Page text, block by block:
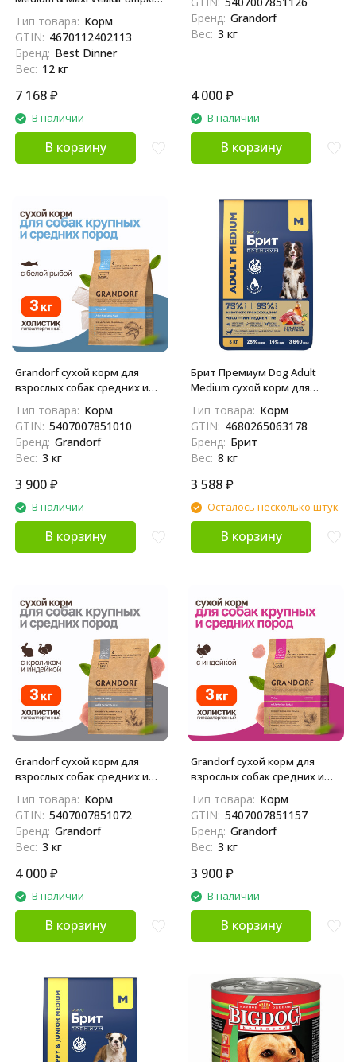
собак средних и крупных
пород с телятиной и тыквой
- 12 кг
Тип товара: Корм
GTIN: 4670112402113
Бренд: Best Dinner
Вес: 12 кг
7 168₽
В наличии
В корзину
Бренд: Grandorf
Вес: 3 кг
4 000₽
В наличии
В корзину
Grandorf сухой корм для
взрослых собак средних и
рыбой - 3 кг
Тип товара: Корм
GTIN: 5407007851010
Бренд: Grandorf
Вес: 3 кг
3 900₽
В наличии
В корзину
Брит Премиум Dog Adult
Medium сухой корм для
пород (10-25 кг), с индейкой
и телятиной - 8 кг
Тип товара: Корм
GTIN: 4680265063178
Бренд: Брит
Вес: 8 кг
3 588₽
Осталось несколько штук
В корзину
Grandorf сухой корм для
взрослых собак средних и
индейкой - 3 кг
Тип товара: Корм
GTIN: 5407007851072
Бренд: Grandorf
Вес: 3 кг
4 000₽
В наличии
В корзину
Grandorf сухой корм для
взрослых собак средних и
3 кг
Тип товара: Корм
GTIN: 5407007851157
Бренд: Grandorf
Вес: 3 кг
3 900₽
В наличии
В корзину